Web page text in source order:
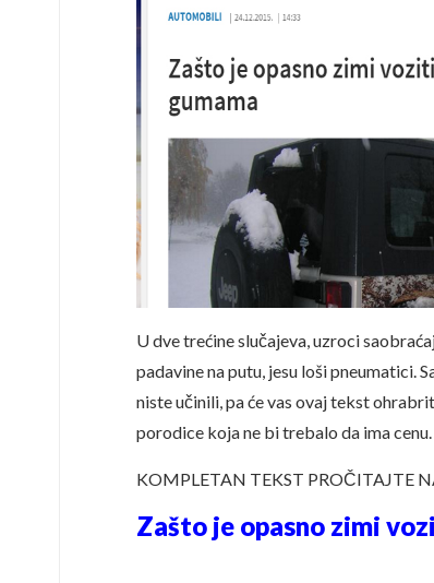
U dve trećine slučajeva, uzroci
padavine na putu, jesu loši pneumatici.
niste učinili, pa će vas ovaj tekst
porodice koja ne bi trebalo da ima cenu.
KOMPLETAN TEKST PROČITAJTE
Zašto je opasno zimi